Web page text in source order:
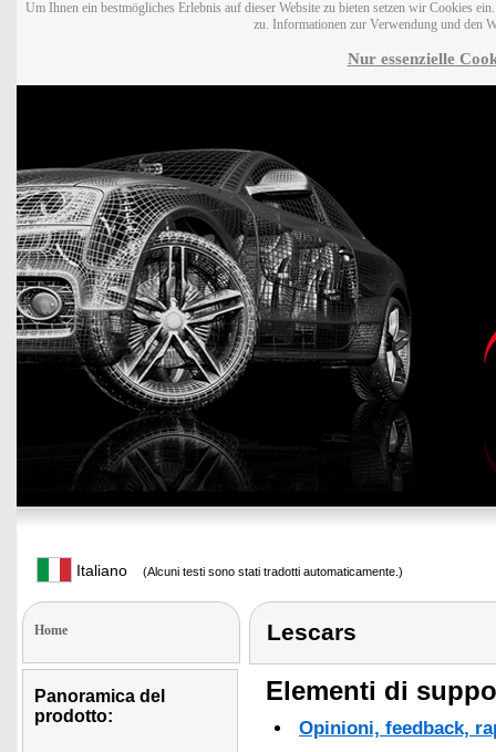
Um Ihnen ein bestmögliches Erlebnis auf dieser Website zu bieten setzen wir Cookies
zu. Informationen zur Verwendung und den
Nur essenzielle
Italiano (Alcuni testi sono stati tradotti automaticamente.)
Home
Panoramica del
prodotto:
Lescars
Elementi di
Opinioni, feedback,